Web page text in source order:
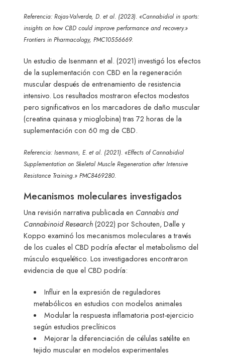
Referencia: Rojas-Valverde, D. et al. (2023). «Cannabidiol in sports:
insights on how CBD could improve performance and recovery.»
Frontiers in Pharmacology, PMC10556669.
Un estudio de Isenmann et al. (2021) investigó los efectos
de la suplementación con CBD en la regeneración
muscular después de entrenamiento de resistencia
intensivo. Los resultados mostraron efectos modestos
pero significativos en los marcadores de daño muscular
(creatina quinasa y mioglobina) tras 72 horas de la
suplementación con 60 mg de CBD.
Referencia: Isenmann, E. et al. (2021). «Effects of Cannabidiol
Supplementation on Skeletal Muscle Regeneration after Intensive
Resistance Training.» PMC8469280.
Mecanismos moleculares investigados
Una revisión narrativa publicada en Cannabis and
Cannabinoid Research(2022) por Schouten, Dalle y
Koppo examinó los mecanismos moleculares a través
de los cuales el CBD podría afectar el metabolismo del
músculo esquelético. Los investigadores encontraron
evidencia de que el CBD podría:
Influir en la expresión de reguladores
metabólicos en estudios con modelos animales
Modular la respuesta inflamatoria post-ejercicio
según estudios preclínicos
Mejorar la diferenciación de células satélite en
tejido muscular en modelos experimentales